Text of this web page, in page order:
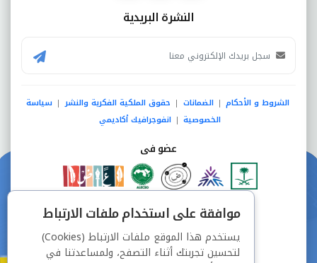
النشرة البريدية
الشروط و الأحكام | الضمانات | حقوق الملكية الفكرية والنشر | سياسة
الخصوصية | انفوجرافيك أكاديمي
عضو فى
دفع آمن من خلال
موافقة على استخدام ملفات الارتباط
يستخدم هذا الموقع ملفات الارتباط (Cookies)
لتحسين تجربتك أثناء التصفح، ولمساعدتنا في